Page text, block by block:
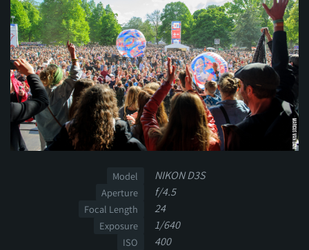
Model NIKON D3S
Aperture f/4.5
Focal Length 24
Exposure 1/640
ISO 400